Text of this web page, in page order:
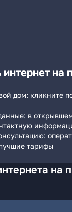
на
дом: кликните
в
тарифы
на